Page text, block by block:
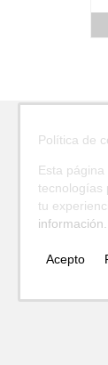
Política de
Esta
tecnologías
tu
información.
Acepto